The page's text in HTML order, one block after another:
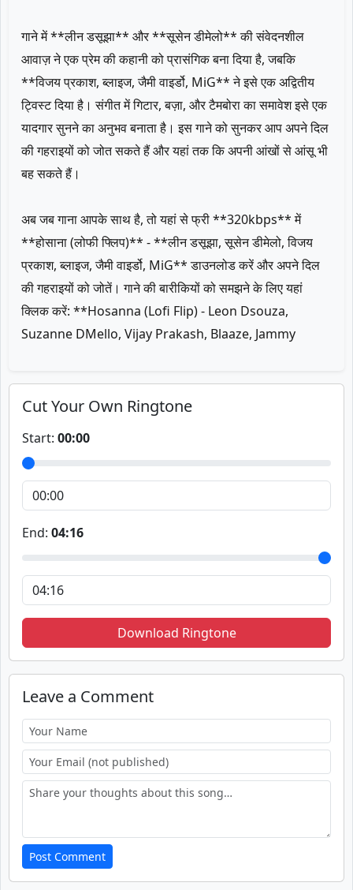
गाने में **लीन डसूझा** और **सूसेन डीमेलो** की संवेदनशील
आवाज़ ने एक प्रेम की कहानी को प्रासंगिक बना दिया है, जबकि
**विजय प्रकाश, ब्लाइज, जैमी वाइर्डो, MiG** ने इसे एक अद्वितीय
ट्विस्ट दिया है। संगीत में गिटार, बज़ा, और टैमबोरा का समावेश इसे एक
यादगार सुनने का अनुभव बनाता है। इस गाने को सुनकर आप अपने दिल
की गहराइयों को जोत सकते हैं और यहां तक कि अपनी आंखों से आंसू भी
बह सकते हैं।
अब जब गाना आपके साथ है, तो यहां से फ्री **320kbps** में
**होसाना (लोफी फ्लिप)** - **लीन डसूझा, सूसेन डीमेलो, विजय
प्रकाश, ब्लाइज, जैमी वाइर्डो, MiG** डाउनलोड करें और अपने दिल
की गहराइयों को जोतें। गाने की बारीकियों को समझने के लिए यहां
क्लिक करें: **Hosanna (Lofi Flip) - Leon Dsouza,
Suzanne DMello, Vijay Prakash, Blaaze, Jammy
Cut Your Own Ringtone
Start: 00:00
End: 04:16
Download Ringtone
Leave a Comment
Post Comment